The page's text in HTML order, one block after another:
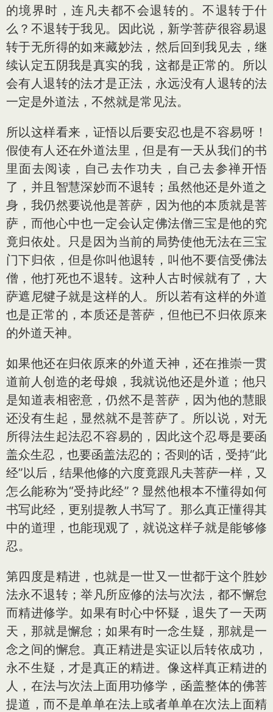
的境界时，连凡夫都不会退转的。不退转于什
么？不退转于我见。因此说，新学菩萨很容易退
转于无所得的如来藏妙法，然后回到我见去，继
续认定五阴我是真实的我，这都是正常的。所以
会有人退转的法才是正法，永远没有人退转的法
一定是外道法，不然就是常见法。
所以这样看来，证悟以后要安忍也是不容易呀！
假使有人还在外道法里，但是有一天从我们的书
里面去阅读，自己去作功夫，自己去参禅开悟
了，并且智慧深妙而不退转；虽然他还是外道之
身，我仍然要说他是菩萨，因为他的本质就是菩
萨，而他心中也一定会认定佛法僧三宝是他的究
竟归依处。只是因为当前的局势使他无法在三宝
门下归依，但是你叫他退转，叫他不要信受佛法
僧，他打死也不退转。这种人古时候就有了，大
萨遮尼犍子就是这样的人。所以若有这样的外道
也是正常的，本质还是菩萨，但他已不归依原来
的外道天神。
如果他还在归依原来的外道天神，还在推崇一贯
道前人创造的老母娘，我就说他还是外道；他只
是知道表相密意，仍然不是菩萨，因为他的慧眼
还没有生起，显然就不是菩萨了。所以说，对无
所得法生起法忍不容易的，因此这个忍辱是要函
盖众生忍，也要函盖法忍的；否则的话，受持“此
经”以后，结果他修的六度竟跟凡夫菩萨一样，又
怎么能称为“受持此经”？显然他根本不懂得如何
书写此经，更别提教人书写了。那么真正懂得其
中的道理，也能现观了，就说这样子就是能够修
忍。
第四度是精进，也就是一世又一世都于这个胜妙
法永不退转；举凡所应修的法与次法，都不懈怠
而精进修学。如果有时心中怀疑，退失了一天两
天，那就是懈怠；如果有时一念生疑，那就是一
念之间的懈怠。真正精进是实证以后转依成功，
永不生疑，才是真正的精进。像这样真正精进的
人，在法与次法上面用功修学，函盖整体的佛菩
提道，而不是单单在法上或者单单在次法上面精